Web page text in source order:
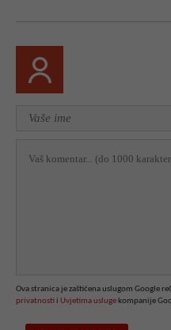
Ova stranica je zaštićena uslugom Google
privatnosti i Uvjetima usluge kompanije